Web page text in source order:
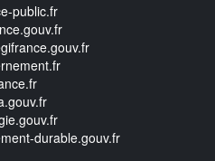
public.fr
durable.gouv.fr